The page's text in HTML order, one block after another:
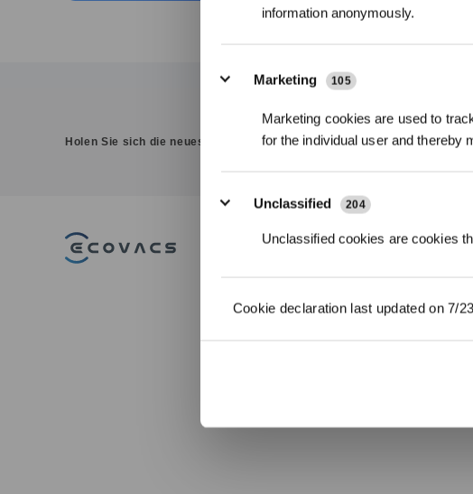
information anonymously.
Marketing 105
Marketing cookies are used to
for the individual user and thereby
Unclassified 204
Unclassified cookies are cookies
Cookie declaration last updated on 7/
Holen Sie sich die neuesten Nachrichten von ECOVACS
PRODUKTE
Saug-/Wischroboter
WINBOT